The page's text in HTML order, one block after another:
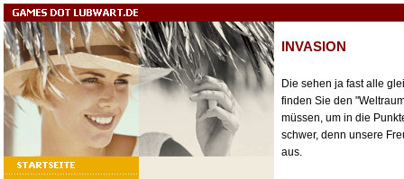
INVASION
Die sehen ja fast alle
finden Sie den
müssen, um in die
schwer, denn unsere
aus.